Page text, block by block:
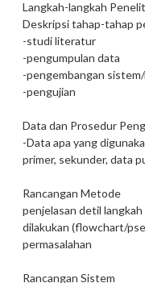
Langkah-langkah
Deskripsi tahap-tahap
-studi literatur
-pengumpulan data
-pengembangan
-pengujian
Data dan Prosedur
-Data apa yang
primer, sekunder, data
Rancangan Metode
penjelasan detil
dilakukan (flowchart/
permasalahan
Rancangan Sistem